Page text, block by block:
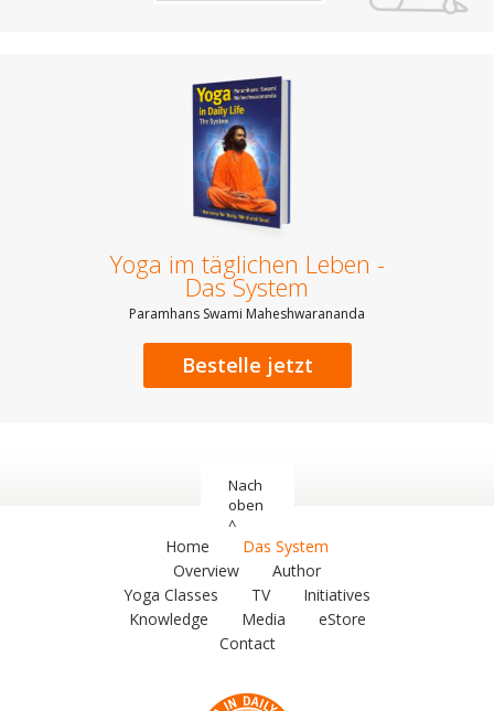
Yoga im täglichen Leben -
Das System
Paramhans Swami Maheshwarananda
Bestelle jetzt
Nach
oben
^
Home
Das System
Overview
Author
Yoga Classes
TV
Initiatives
Knowledge
Media
eStore
Contact